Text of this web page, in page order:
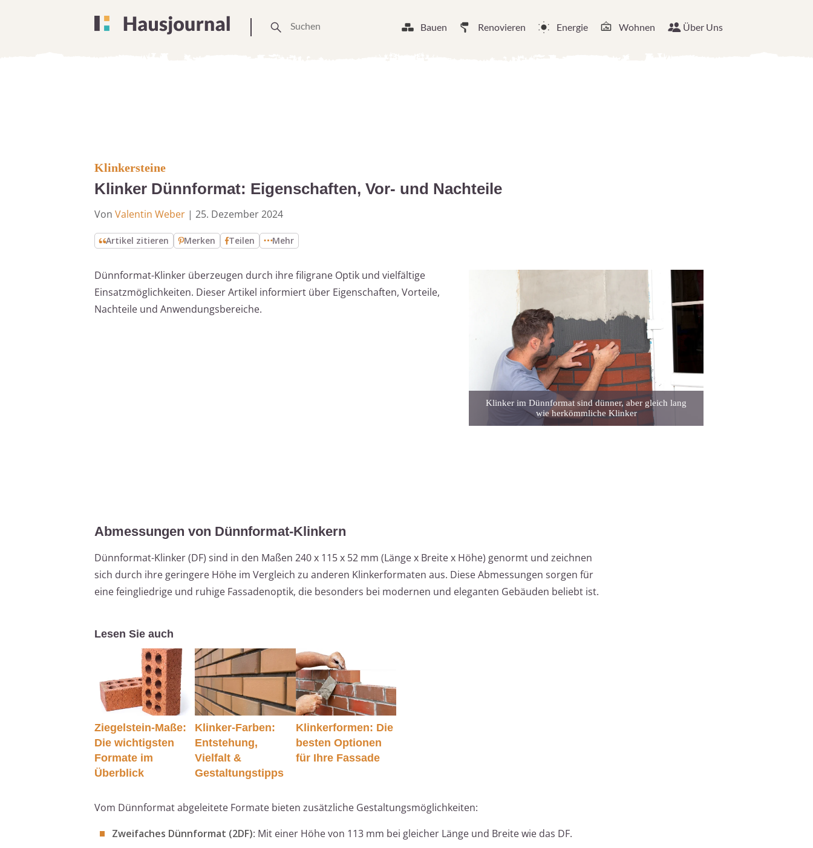
Bauen Renovieren Energie Wohnen Über Uns
Klinkersteine
Klinker Dünnformat: Eigenschaften, Vor- und Nachteile
Von Valentin Weber | 25. Dezember 2024
Artikel zitieren Merken Teilen Mehr
Dünnformat-Klinker überzeugen durch ihre filigrane Optik und vielfältige
Einsatzmöglichkeiten. Dieser Artikel informiert über Eigenschaften, Vorteile,
Nachteile und Anwendungsbereiche.
Klinker im Dünnformat sind dünner, aber gleich lang
wie herkömmliche Klinker
Abmessungen von Dünnformat-Klinkern
Dünnformat-Klinker (DF) sind in den Maßen 240 x 115 x 52 mm (Länge x Breite x Höhe) genormt und zeichnen
sich durch ihre geringere Höhe im Vergleich zu anderen Klinkerformaten aus. Diese Abmessungen sorgen für
eine feingliedrige und ruhige Fassadenoptik, die besonders bei modernen und eleganten Gebäuden beliebt ist.
Lesen Sie auch
Ziegelstein-Maße:
Die wichtigsten
Formate im
Überblick
Klinker-Farben:
Entstehung,
Vielfalt &
Gestaltungstipps
Klinkerformen: Die
besten Optionen
für Ihre Fassade
Vom Dünnformat abgeleitete Formate bieten zusätzliche Gestaltungsmöglichkeiten:
Zweifaches Dünnformat (2DF): Mit einer Höhe von 113 mm bei gleicher Länge und Breite wie das DF.